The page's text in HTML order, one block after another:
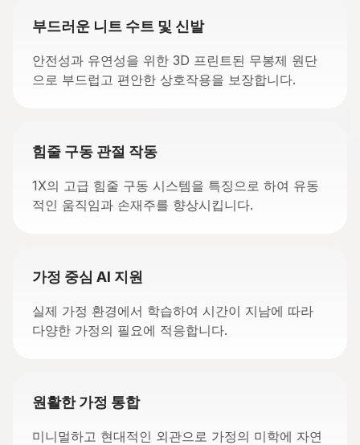
부드러운 니트 수트 및 신발
안전성과 유연성을 위한 3D 프린트된 무봉제 원단
으로 부드럽고 편안한 상호작용을 보장합니다.
힘줄 구동 관절 작동
1X의 고급 힘줄 구동 시스템을 특징으로 하여 유동
적인 움직임과 손재주를 향상시킵니다.
가정 중심 AI 지원
실제 가정 환경에서 학습하여 시간이 지남에 따라
다양한 가정의 필요에 적응합니다.
원활한 가정 통합
미니멀하고 현대적인 외관으로 가정의 미학에 자연